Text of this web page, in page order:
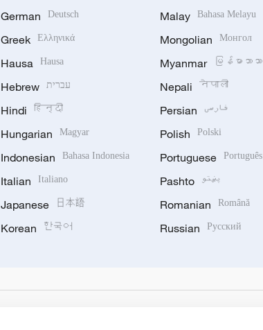
German Deutsch
Greek Ελληνικά
Hausa Hausa
Hebrew עברית
Hindi हिन्दी
Hungarian Magyar
Indonesian Bahasa Indonesia
Italian Italiano
Japanese 日本語
Korean 한국어
Malay Bahasa Melayu
Mongolian Монгол
Myanmar မြန်မာဘာသာ
Nepali नेपाली
Persian فارسی
Polish Polski
Portuguese Português
Pashto پښتو
Romanian Română
Russian Русский